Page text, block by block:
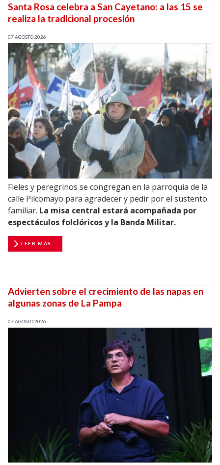
Santa Rosa celebra a San Cayetano: a las 15 se
realiza la tradicional procesión
07 AGOSTO 2026
Fieles y peregrinos se congregan en la parroquia de la
calle Pilcomayo para agradecer y pedir por el sustento
familiar. La misa central estará acompañada por
espectáculos folclóricos y la Banda Militar.
LEER MÁS...
Advierten sobre el crecimiento de las napas en
algunas zonas de La Pampa
07 AGOSTO 2026